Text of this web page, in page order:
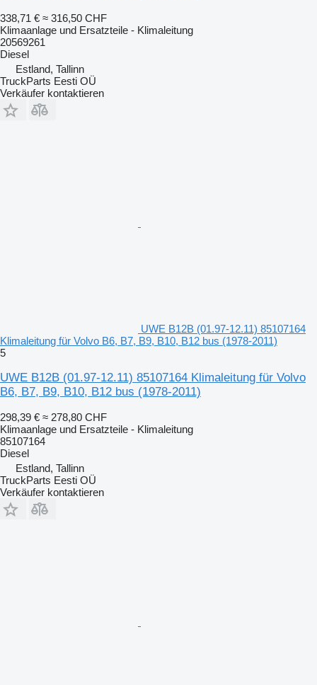
338,71 € ≈ 316,50 CHF
Klimaanlage und Ersatzteile - Klimaleitung
20569261
Diesel
Estland, Tallinn
TruckParts Eesti OÜ
Verkäufer kontaktieren
UWE B12B (01.97-12.11) 85107164
Klimaleitung für Volvo B6, B7, B9, B10, B12 bus (1978-2011)
5
UWE B12B (01.97-12.11) 85107164 Klimaleitung für Volvo
B6, B7, B9, B10, B12 bus (1978-2011)
298,39 € ≈ 278,80 CHF
Klimaanlage und Ersatzteile - Klimaleitung
85107164
Diesel
Estland, Tallinn
TruckParts Eesti OÜ
Verkäufer kontaktieren